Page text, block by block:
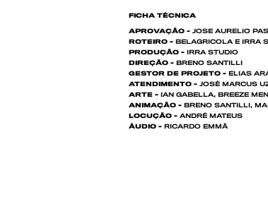
FICHA TÉCNICA
APROVAÇÃO -JOSE AURELIO
ROTEIRO - BELAGRICOLA E IRRA
PRODUÇÃO -IRRA STUDIO
DIREÇÃO -BRENO SANTILLI
GESTOR DE PROJETO - ELIAS
ATENDIMENTO - JOSÉ MARCUS
ARTE - IAN GABELLA, BREEZE
ANIMAÇÃO -BRENO SANTILLI,
LOCUÇÃO -ANDRÉ MATEUS
ÁUDIO - RICARDO EMMÃ